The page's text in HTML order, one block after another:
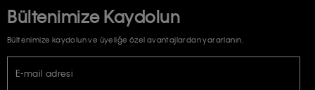
Bültenimize Kaydolun
Bültenimize kaydolun ve üyeliğe özel avantajlardan yararlanın.
E-mail adresi